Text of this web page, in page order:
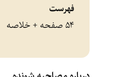
فهرست
۵۴ صفحه + خلاصه